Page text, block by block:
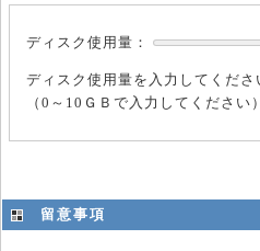
ディスク使用量：
ディスク使用量を入力してくだ
（0～10ＧＢで入力してください）
留意事項